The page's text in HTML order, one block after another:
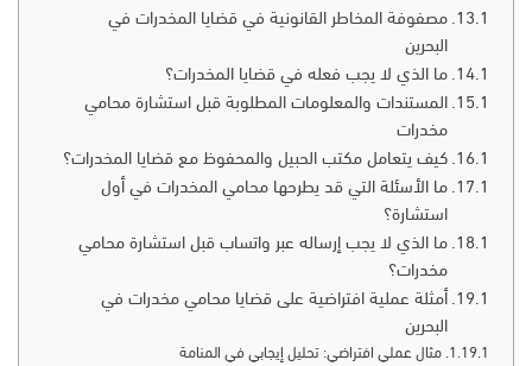
مصفوفة المخاطر القانونية في قضايا المخدرات في
البحرين
ما الذي لا يجب فعله في قضايا المخدرات؟
المستندات والمعلومات المطلوبة قبل استشارة محامي
مخدرات
كيف يتعامل مكتب الحبيل والمحفوظ مع قضايا المخدرات؟
ما الأسئلة التي قد يطرحها محامي المخدرات في أول
استشارة؟
ما الذي لا يجب إرساله عبر واتساب قبل استشارة محامي
مخدرات؟
أمثلة عملية افتراضية على قضايا محامي مخدرات في
البحرين
مثال عملي افتراضي: تحليل إيجابي في المنامة